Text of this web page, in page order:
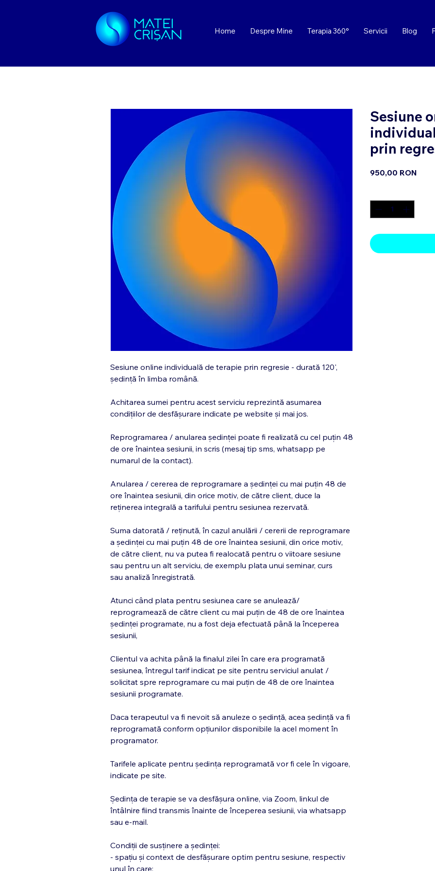
Home Despre Mine Terapia 360° Servicii Blog
Sesiune online individuală de terapie prin regresie - durată 120',
ședință în limba română.
Achitarea sumei pentru acest serviciu reprezintă asumarea
condițiilor de desfășurare indicate pe website și mai jos.
Reprogramarea / anularea ședinței poate fi realizată cu cel puțin 48
de ore înaintea sesiunii, in scris (mesaj tip sms, whatsapp pe
numarul de la contact).
Anularea / cererea de reprogramare a ședinței cu mai puțin 48 de
ore înaintea sesiunii, din orice motiv, de către client, duce la
reținerea integrală a tarifului pentru sesiunea rezervată.
Suma datorată / reținută, în cazul anulării / cererii de reprogramare
a ședinței cu mai puțin 48 de ore înaintea sesiunii, din orice motiv,
de către client, nu va putea fi realocată pentru o viitoare sesiune
sau pentru un alt serviciu, de exemplu plata unui seminar, curs
sau analiză înregistrată.
Atunci când plata pentru sesiunea care se anulează/
reprogramează de către client cu mai puțin de 48 de ore înaintea
ședinței programate, nu a fost deja efectuată până la începerea
sesiunii,
Clientul va achita până la finalul zilei în care era programată
sesiunea, întregul tarif indicat pe site pentru serviciul anulat /
solicitat spre reprogramare cu mai puțin de 48 de ore înaintea
sesiunii programate.
Daca terapeutul va fi nevoit să anuleze o ședință, acea ședință va fi
reprogramată conform opțiunilor disponibile la acel moment în
programator.
Tarifele aplicate pentru ședința reprogramată vor fi cele în vigoare,
indicate pe site.
Ședința de terapie se va desfășura online, via Zoom, linkul de
întâlnire fiind transmis înainte de începerea sesiunii, via whatsapp
sau e-mail.
Condiții de susținere a ședinței:
- spațiu și context de desfășurare optim pentru sesiune, respectiv
unul în care:
Sesiune
prin
950,00 RON